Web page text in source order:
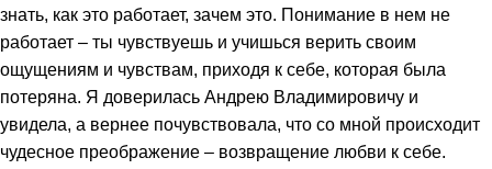
знать, как это работает, зачем это. Понимание в нем не
работает – ты чувствуешь и учишься верить своим
ощущениям и чувствам, приходя к себе, которая была
потеряна. Я доверилась Андрею Владимировичу и
увидела, а вернее почувствовала, что со мной происходит
чудесное преображение – возвращение любви к себе.